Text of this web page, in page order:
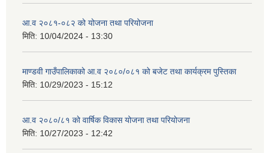
आ.व २०८१-०८२ को योजना तथा परियोजना
मिति: 10/04/2024 - 13:30
माण्डवी गाउँपालिकाको आ.व २०८०/०८१ को बजेट तथा कार्यक्रम पुस्तिका
मिति: 10/29/2023 - 15:12
आ.व २०८०/८१ को वार्षिक विकास योजना तथा परियोजना
मिति: 10/27/2023 - 12:42